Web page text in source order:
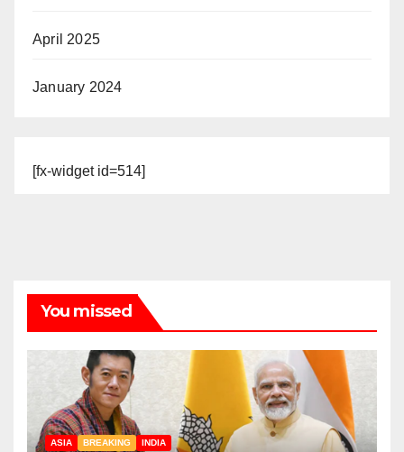
April 2025
January 2024
[fx-widget id=514]
You missed
ASIA BREAKING INDIA